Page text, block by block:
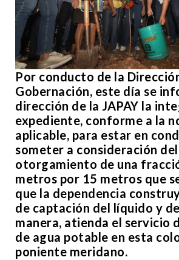
Por conducto de la
Gobernación, este día se
dirección de la JAPAY la
expediente, conforme a la
aplicable, para estar en
someter a consideración
otorgamiento de una
metros por 15 metros que
que la dependencia
de captación del líquido y
manera, atienda el servicio
de agua potable en esta
poniente meridano.